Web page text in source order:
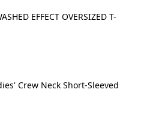
EFFECT OVERSIZED T-